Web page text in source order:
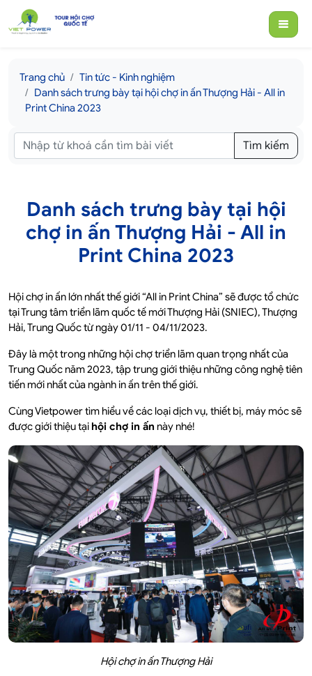
Trang chủ
Tin tức - Kinh nghiệm
Danh sách trưng bày tại hội chợ in ấn Thượng Hải - All in
Print China 2023
Tìm kiếm
Danh sách trưng bày tại hội
chợ in ấn Thượng Hải - All in
Print China 2023
Hội chợ in ấn lớn nhất thế giới “All in Print China” sẽ được tổ chức
tại Trung tâm triển lãm quốc tế mới Thượng Hải (SNIEC), Thượng
Hải, Trung Quốc từ ngày 01/11 - 04/11/2023.
Đây là một trong những hội chợ triển lãm quan trọng nhất của
Trung Quốc năm 2023, tập trung giới thiệu những công nghệ tiên
tiến mới nhất của ngành in ấn trên thế giới.
Cùng Vietpower tìm hiểu về các loại dịch vụ, thiết bị, máy móc sẽ
được giới thiệu tại hội chợ in ấn này nhé!
Hội chợ in ấn Thượng Hải